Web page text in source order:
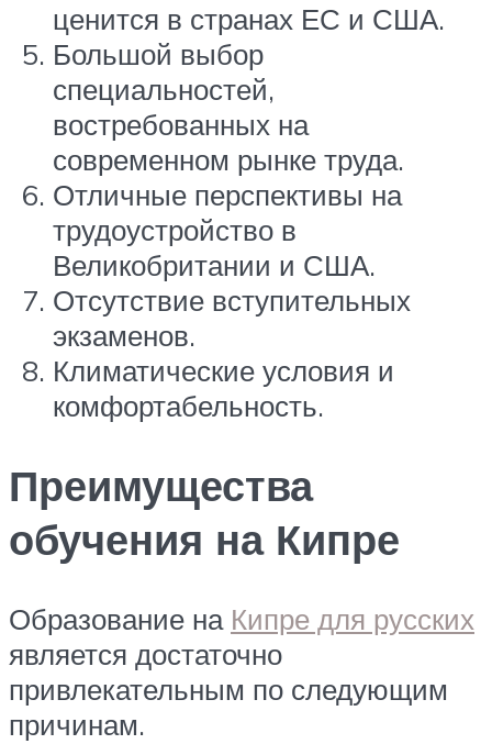
ценится в странах ЕС и США.
Большой выбор
специальностей,
востребованных на
современном рынке труда.
Отличные перспективы на
трудоустройство в
Великобритании и США.
Отсутствие вступительных
экзаменов.
Климатические условия и
комфортабельность.
Преимущества
обучения на Кипре
Образование на Кипре для русских
является достаточно
привлекательным по следующим
причинам.